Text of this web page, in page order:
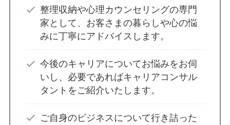
整理収納や心理カウンセリングの専門
家として、お客さまの暮らしや心の悩
みに丁寧にアドバイスします。
今後のキャリアについてお悩みをお伺
いし、必要であればキャリアコンサル
タントをご紹介いたします。
ご自身のビジネスについて行き詰った